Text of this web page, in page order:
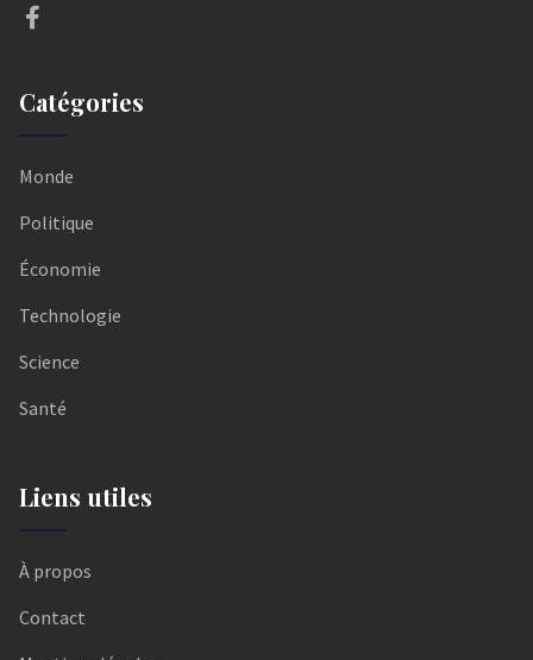
Catégories
Monde
Politique
Économie
Technologie
Science
Santé
Liens utiles
À propos
Contact